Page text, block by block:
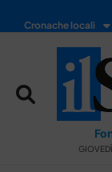
Cronache locali